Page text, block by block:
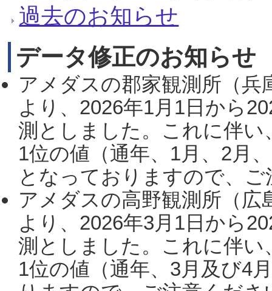
過去のお知らせ
データ修正のお知らせ
アメダスの郡家観測所（
より、2026年1月1日から
測としました。これに伴い
1位の値（通年、1月、2月
となっておりますので、
アメダスの高野観測所（
より、2026年3月1日から
測としました。これに伴い
1位の値（通年、3月及び4